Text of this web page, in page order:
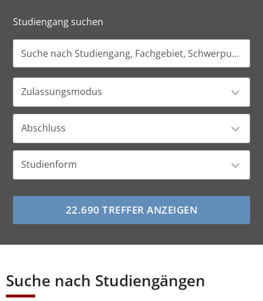
Studiengang suchen
Zulassungsmodus
Abschluss
Studienform
Suche nach Studiengängen